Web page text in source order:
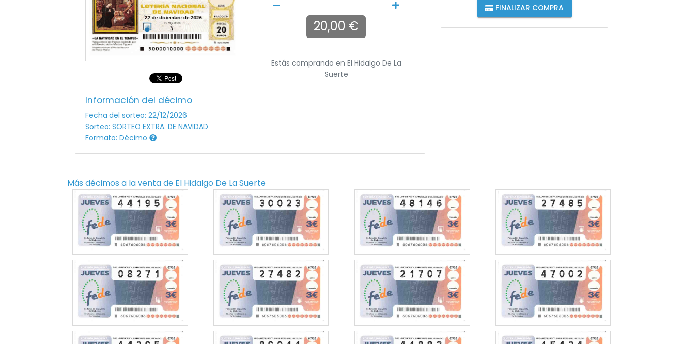
Información del décimo
Fecha del sorteo: 22/12/2026
Sorteo: SORTEO EXTRA. DE NAVIDAD
Formato: Décimo
20,00 €
Estás comprando en El Hidalgo De La
Suerte
FINALIZAR COMPRA
Más décimos a la venta de El Hidalgo De La Suerte